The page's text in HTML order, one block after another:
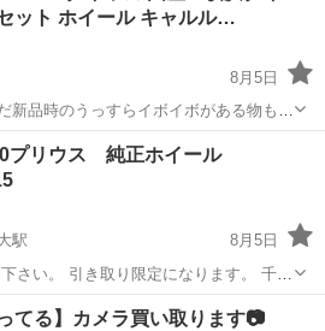
...
ヤ ４本セット ホイール キャルル…
8月5日
YOKOHAMA ブルーアース ...
ホイール
プリウス 純正ホイール
駅
8月5日
ります。 千葉
医大駅 タイヤ、ホイール
てる】カメラ買い取ります📷